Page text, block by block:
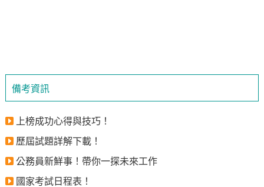
備考資訊
上榜成功心得與技巧！
歷屆試題詳解下載！
公務員新鮮事！帶你一探未來工作
國家考試日程表！